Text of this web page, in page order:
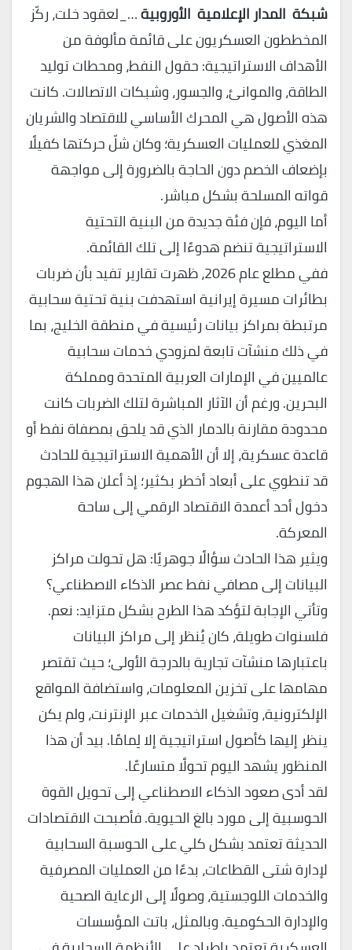
شبكة المدار الإعلامية الأوروبية…_لعقود خلت، ركّز
المخططون العسكريون على قائمة مألوفة من
الأهداف الاستراتيجية: حقول النفط، ومحطات توليد
الطاقة، والموانئ، والجسور، وشبكات الاتصالات. كانت
هذه الأصول هي المحرك الأساسي للاقتصاد والشريان
المغذي للعمليات العسكرية؛ وكان شلّ حركتها كفيلًا
بإضعاف الخصم دون الحاجة بالضرورة إلى مواجهة
قواته المسلحة بشكل مباشر.
أما اليوم، فإن فئة جديدة من البنية التحتية
الاستراتيجية تنضم هدوءًا إلى تلك القائمة.
ففي مطلع عام 2026، ظهرت تقارير تفيد بأن ضربات
بطائرات مسيرة إيرانية استهدفت بنية تحتية سحابية
مرتبطة بمراكز بيانات رئيسية في منطقة الخليج، بما
في ذلك منشآت تابعة لمزودي خدمات سحابية
عالميين في الإمارات العربية المتحدة ومملكة
البحرين. ورغم أن الآثار المباشرة لتلك الضربات كانت
محدودة مقارنة بالدمار الذي قد يلحق بمصفاة نفط أو
قاعدة عسكرية، إلا أن الأهمية الاستراتيجية للحادث
قد تنطوي على أبعاد أخطر بكثير؛ إذ أعلن هذا الهجوم
دخول أحد أعمدة الاقتصاد الرقمي إلى ساحة
المعركة.
ويثير هذا الحادث سؤالًا جوهريًا: هل تحولت مراكز
البيانات إلى مصافي نفط عصر الذكاء الاصطناعي؟
وتأتي الإجابة لتؤكد هذا الطرح بشكل متزايد: نعم.
فلسنوات طويلة، كان يُنظر إلى مراكز البيانات
باعتبارها منشآت تجارية بالدرجة الأولى؛ حيث تقتصر
مهامها على تخزين المعلومات، واستضافة المواقع
الإلكترونية، وتشغيل الخدمات عبر الإنترنت، ولم يكن
ينظر إليها كأصول استراتيجية إلا لِمامًا. بيد أن هذا
المنظور يشهد اليوم تحولًا متسارعًا.
لقد أدى صعود الذكاء الاصطناعي إلى تحويل القوة
الحوسبية إلى مورد بالغ الحيوية. فأصبحت الاقتصادات
الحديثة تعتمد بشكل كلي على الحوسبة السحابية
لإدارة شتى القطاعات، بدءًا من العمليات المصرفية
والخدمات اللوجستية، وصولًا إلى الرعاية الصحية
والإدارة الحكومية. وبالمثل، باتت المؤسسات